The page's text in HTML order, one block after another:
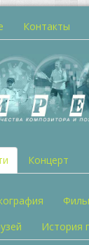
Контакты
Концерт
История